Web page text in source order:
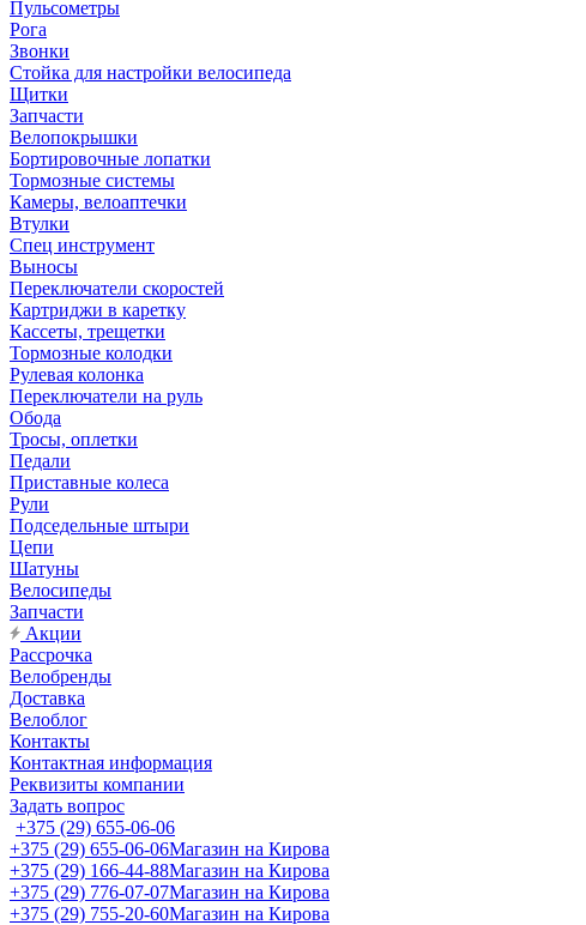
Пульсометры
Рога
Звонки
Стойка для настройки велосипеда
Щитки
Запчасти
Велопокрышки
Бортировочные лопатки
Тормозные системы
Камеры, велоаптечки
Втулки
Спец инструмент
Выносы
Переключатели скоростей
Картриджи в каретку
Кассеты, трещетки
Тормозные колодки
Рулевая колонка
Переключатели на руль
Обода
Тросы, оплетки
Педали
Приставные колеса
Рули
Подседельные штыри
Цепи
Шатуны
Велосипеды
Запчасти
Акции
Рассрочка
Велобренды
Доставка
Велоблог
Контакты
Контактная информация
Реквизиты компании
Задать вопрос
+375 (29) 655-06-06
+375 (29) 655-06-06Магазин на Кирова
+375 (29) 166-44-88Магазин на Кирова
+375 (29) 776-07-07Магазин на Кирова
+375 (29) 755-20-60Магазин на Кирова